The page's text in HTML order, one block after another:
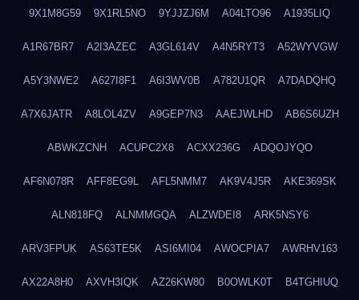
9X1M8G59 9X1RL5NO 9YJJZJ6M A04LTO96 A1935LIQ
A1R67BR7 A2I3AZEC A3GL614V A4N5RYT3 A52WYVGW
A5Y3NWE2 A627I8F1 A6I3WV0B A782U1QR A7DADQHQ
A7X6JATR A8LOL4ZV A9GEP7N3 AAEJWLHD AB6S6UZH
ABWKZCNH ACUPC2X8 ACXX236G ADQOJYQO
AF6N078R AFF8EG9L AFL5NMM7 AK9V4J5R AKE369SK
ALN818FQ ALNMMGQA ALZWDEI8 ARK5NSY6
ARV3FPUK AS63TE5K ASI6MI04 AWOCPIA7 AWRHV163
AX22A8H0 AXVH3IQK AZ26KW80 B0OWLK0T B4TGHIUQ